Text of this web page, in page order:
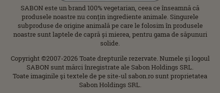
SABON este un brand 100% vegetarian, ceea ce înseamnă că
produsele noastre nu conțin ingrediente animale. Singurele
subproduse de origine animală pe care le folosim în produsele
noastre sunt laptele de capră și mierea, pentru gama de săpunuri
solide.
Copyright ©2007-2026 Toate drepturile rezervate. Numele şi logoul
SABON sunt mărci înregistrate ale Sabon Holdings SRL.
Toate imaginile şi textele de pe site-ul sabon.ro sunt proprietatea
Sabon Holdings SRL.